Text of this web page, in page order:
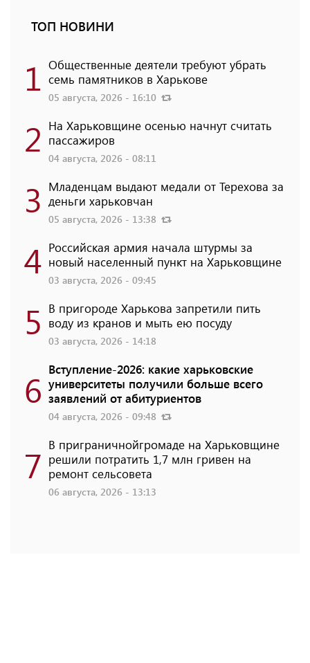
ТОП НОВИНИ
1 Общественные деятели требуют убрать
семь памятников в Харькове
05 августа, 2026 - 16:10
2 На Харьковщине осенью начнут считать
пассажиров
04 августа, 2026 - 08:11
3 Младенцам выдают медали от Терехова за
деньги харьковчан
05 августа, 2026 - 13:38
4 Российская армия начала штурмы за
новый населенный пункт на Харьковщине
03 августа, 2026 - 09:45
5 В пригороде Харькова запретили пить
воду из кранов и мыть ею посуду
03 августа, 2026 - 14:18
6 Вступление-2026: какие харьковские
университеты получили больше всего
заявлений от абитуриентов
04 августа, 2026 - 09:48
7 В приграничнойгромаде на Харьковщине
решили потратить 1,7 млн ​​гривен на
ремонт сельсовета
06 августа, 2026 - 13:13